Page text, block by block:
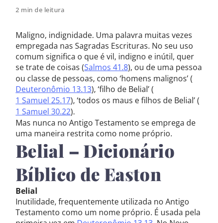
2 min de leitura
Maligno, indignidade. Uma palavra muitas vezes
empregada nas Sagradas Escrituras. No seu uso
comum significa o que é vil, indigno e inútil, quer
se trate de coisas (Salmos 41.8), ou de uma pessoa
ou classe de pessoas, como ‘homens malignos’ (
Deuteronômio 13.13), ‘filho de Belial’ (
1 Samuel 25.17), ‘todos os maus e filhos de Belial’ (
1 Samuel 30.22).
Mas nunca no Antigo Testamento se emprega de
uma maneira restrita como nome próprio.
Belial – Dicionário
Bíblico de Easton
Belial
Inutilidade, frequentemente utilizada no Antigo
Testamento como um nome próprio. É usada pela